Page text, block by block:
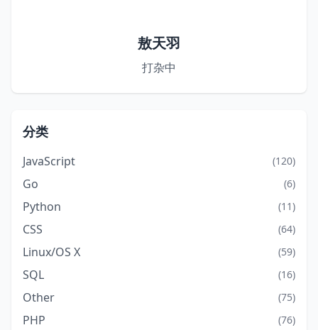
敖天羽
打杂中
分类
JavaScript (120)
Go (6)
Python (11)
CSS (64)
Linux/OS X (59)
SQL (16)
Other (75)
PHP (76)